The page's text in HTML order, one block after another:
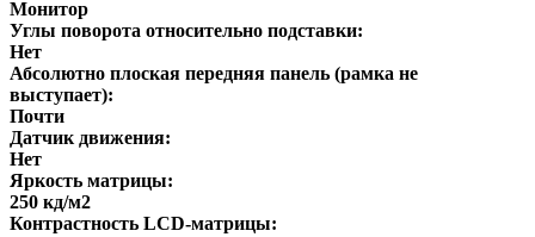
Монитор
Углы поворота относительно подставки:
Нет
Абсолютно плоская передняя панель (рамка не
выступает):
Почти
Датчик движения:
Нет
Яркость матрицы:
250 кд/м2
Контрастность LCD-матрицы: